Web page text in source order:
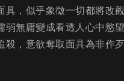
具，似乎象徵一切都將改
弱無庸變成看透人心中慾
，意欲奪取面具為非作